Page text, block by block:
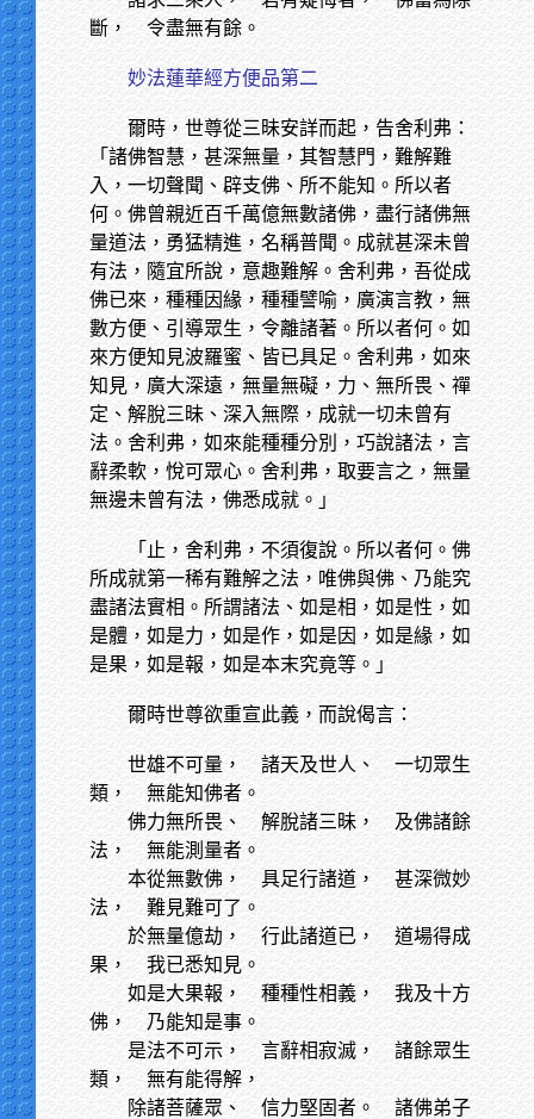
斷， 令盡無有餘。
妙法蓮華經方便品第二
爾時，世尊從三昧安詳而起，告舍利弗：
「諸佛智慧，甚深無量，其智慧門，難解難
入，一切聲聞、辟支佛、所不能知。所以者
何。佛曾親近百千萬億無數諸佛，盡行諸佛無
量道法，勇猛精進，名稱普聞。成就甚深未曾
有法，隨宜所說，意趣難解。舍利弗，吾從成
佛已來，種種因緣，種種譬喻，廣演言教，無
數方便、引導眾生，令離諸著。所以者何。如
來方便知見波羅蜜、皆已具足。舍利弗，如來
知見，廣大深遠，無量無礙，力、無所畏、禪
定、解脫三昧、深入無際，成就一切未曾有
法。舍利弗，如來能種種分別，巧說諸法，言
辭柔軟，悅可眾心。舍利弗，取要言之，無量
無邊未曾有法，佛悉成就。」
「止，舍利弗，不須復說。所以者何。佛
所成就第一稀有難解之法，唯佛與佛、乃能究
盡諸法實相。所謂諸法、如是相，如是性，如
是體，如是力，如是作，如是因，如是緣，如
是果，如是報，如是本末究竟等。」
爾時世尊欲重宣此義，而說偈言：
世雄不可量，
諸天及世人、 一切眾生
類， 無能知佛者。
佛力無所畏、
解脫諸三昧， 及佛諸餘
法， 無能測量者。
本從無數佛，
具足行諸道， 甚深微妙
法， 難見難可了。
於無量億劫，
行此諸道已， 道場得成
果， 我已悉知見。
如是大果報，
種種性相義， 我及十方
佛， 乃能知是事。
是法不可示，
言辭相寂滅， 諸餘眾生
類， 無有能得解，
除諸菩薩眾、
信力堅固者。 諸佛弟子